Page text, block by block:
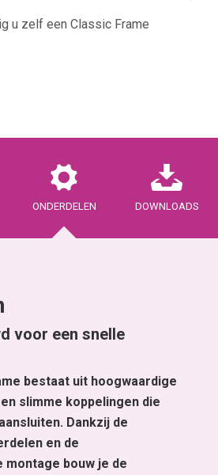
u zelf een Classic Frame
ONDERDELEN DOWNLOADS
voor een snelle
bestaat uit hoogwaardige
slimme koppelingen die
Dankzij de
en de
bouw je de